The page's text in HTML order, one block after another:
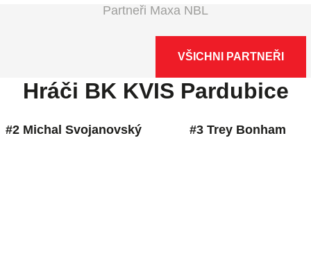
Partneři Maxa NBL
VŠICHNI PARTNEŘI
Hráči BK KVIS Pardubice
#2 Michal Svojanovský #3 Trey Bonham